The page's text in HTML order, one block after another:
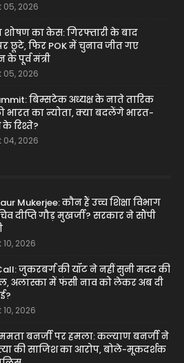
2026
शोषण का केस: गिरफ्तारी के बाद
छूटे, फिर POK में चुनाव जीत गए
के पूर्व मंत्री
2026
बिम्सटेक अध्यक्ष के नाते तारिक
भारत का न्योता, क्या बदलेंगे भारत-
रिश्ते?
2026
Mukerjee: कौन हैं उच्च शिक्षा विभाग
दीप्ति गौड़ मुखर्जी? सरकार ने सौंपी
2026
जुकरबर्ग की यॉट ने नहीं सुनी मदद की
अलास्का में फंसी नाव को लेकर अब दी
2026
बनर्जी पर हमला: कल्याण बनर्जी ने
की साजिश का आरोप, बोले-मूकदर्शक